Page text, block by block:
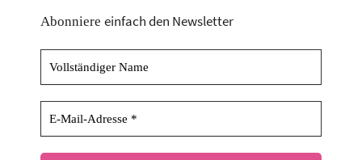
Abonniere einfach den Newsletter